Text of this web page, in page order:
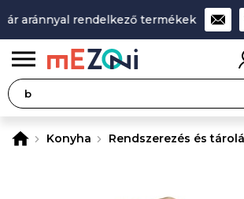
aránnyal rendelkező termékek A
Konyha Rendszerezés és